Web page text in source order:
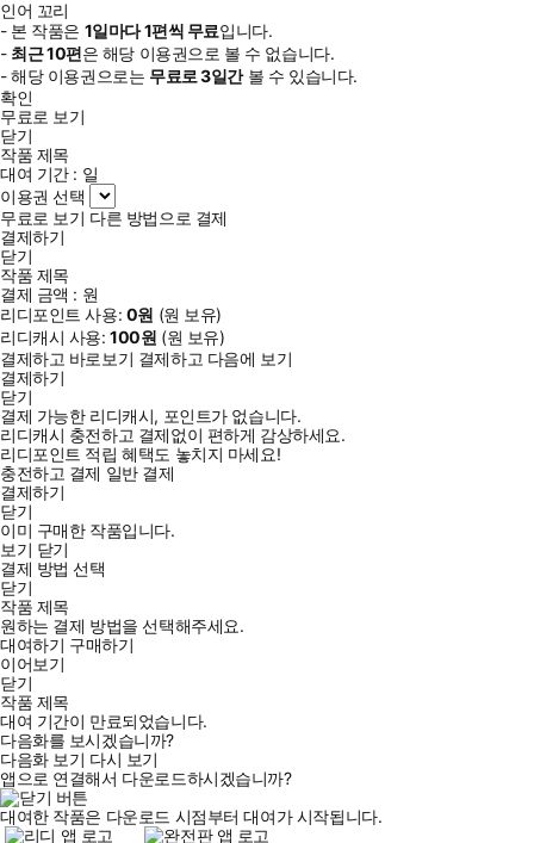
인어 꼬리
- 본 작품은 1일마다1편씩 무료입니다.
- 최근10편은 해당 이용권으로 볼 수 없습니다.
- 해당 이용권으로는 무료로3일간볼 수 있습니다.
확인
무료로 보기
닫기
작품 제목
대여 기간 : 일
이용권 선택
무료로 보기 다른 방법으로 결제
결제하기
닫기
작품 제목
결제 금액 : 원
리디포인트 사용: 0원 (원 보유)
리디캐시 사용:100원 (원 보유)
결제하고 바로보기 결제하고 다음에 보기
결제하기
닫기
결제 가능한 리디캐시, 포인트가 없습니다.
리디캐시 충전하고 결제없이 편하게 감상하세요.
리디포인트 적립 혜택도 놓치지 마세요!
충전하고 결제 일반 결제
결제하기
닫기
이미 구매한 작품입니다.
보기 닫기
결제 방법 선택
닫기
작품 제목
원하는 결제 방법을 선택해주세요.
대여하기 구매하기
이어보기
닫기
작품 제목
대여 기간이 만료되었습니다.
다음화를 보시겠습니까?
다음화 보기 다시 보기
앱으로 연결해서 다운로드하시겠습니까?
대여한 작품은 다운로드 시점부터 대여가 시작됩니다.